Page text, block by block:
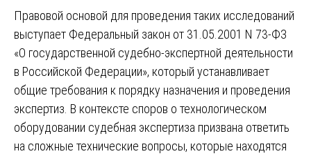
Правовой основой для проведения таких исследований
выступает Федеральный закон от 31.05.2001 N 73-ФЗ
«О государственной судебно-экспертной деятельности
в Российской Федерации», который устанавливает
общие требования к порядку назначения и проведения
экспертиз. В контексте споров о технологическом
оборудовании судебная экспертиза призвана ответить
на сложные технические вопросы, которые находятся